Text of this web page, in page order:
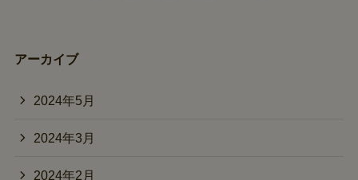
アーカイブ
2024年5月
2024年3月
2024年2月